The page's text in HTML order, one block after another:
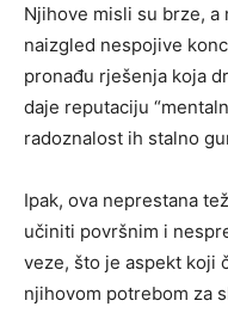
Njihove misli su brze,
naizgled nespojive
pronađu rješenja koja
daje reputaciju
radoznalost ih stalno
Ipak, ova neprestana
učiniti površnim i
veze, što je aspekt koji
njihovom potrebom za